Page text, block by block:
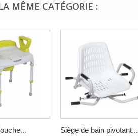
MÊME CATÉGORIE :
Siège de bain pivotant...